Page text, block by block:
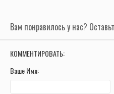
Вам понравилось у нас?
КОММЕНТИРОВАТЬ:
Ваше Имя: